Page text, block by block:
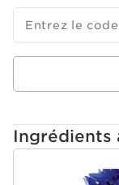
Entrez le
Ingrédients
ALLER AU